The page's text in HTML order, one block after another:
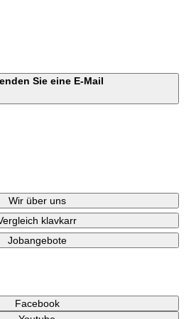
Sie eine E-Mail
Wir über uns
klavkarr
Jobangebote
Facebook